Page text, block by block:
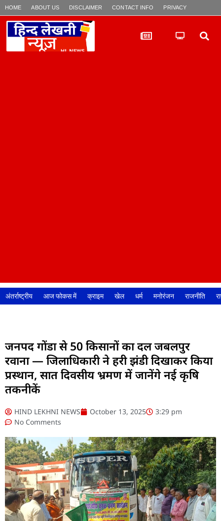
HOME ABOUT US DISCLAIMER CONTACT INFO PRIVACY POLICY
अंतर्राष्ट्रीय आज फोकस में क्राइम खेल धर्म मनोरंजन राजनीति
जनपद गोंडा से 50 किसानों का दल जबलपुर
रवाना — जिलाधिकारी ने हरी झंडी दिखाकर किया
प्रस्थान, सात दिवसीय भ्रमण में जानेंगे नई कृषि
तकनीकें
HIND LEKHNI NEWS October 13, 2025
3:29 pm
No Comments